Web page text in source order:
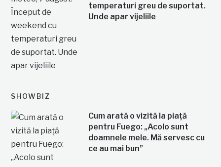
temperaturi greu de suportat.
Unde apar vijeliile
SHOWBIZ
Cum arată o vizită la piață
pentru Fuego: „Acolo sunt
doamnele mele. Mă servesc cu
ce au mai bun”